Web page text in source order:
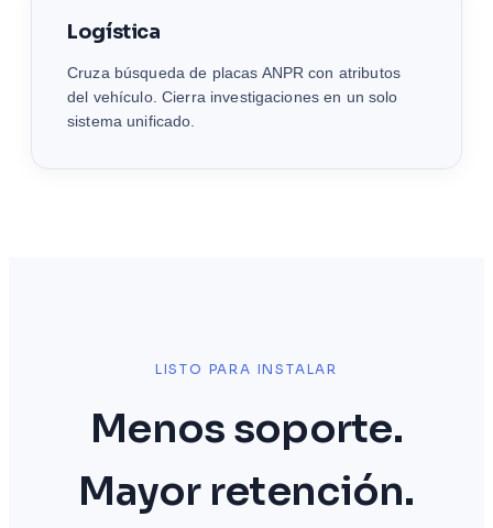
Logística
Cruza búsqueda de placas ANPR con atributos
del vehículo. Cierra investigaciones en un solo
sistema unificado.
LISTO PARA INSTALAR
Menos soporte.
Mayor retención.